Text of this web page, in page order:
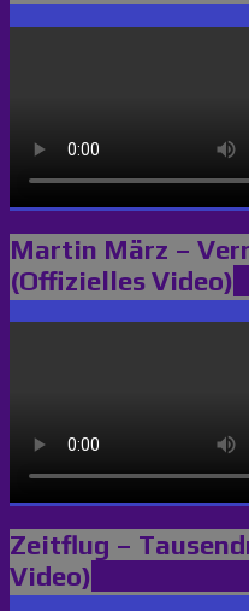
Martin März –
(Offizielles Video)
Zeitflug –
Video)